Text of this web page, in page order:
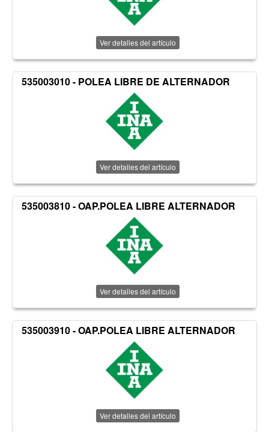
Ver detalles del artículo
535003010 - POLEA LIBRE DE ALTERNADOR
Ver detalles del artículo
535003810 - OAP.POLEA LIBRE ALTERNADOR
Ver detalles del artículo
535003910 - OAP.POLEA LIBRE ALTERNADOR
Ver detalles del artículo